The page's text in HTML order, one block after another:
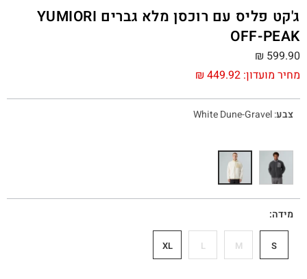
ג'קט פליס עם רוכסן מלא גברים YUMIORI
OFF-PEAK
מחיר מועדון: ₪ 449.92
₪ 599.90
צבע:
White Dune-Gravel
מידה
S
M
L
XL